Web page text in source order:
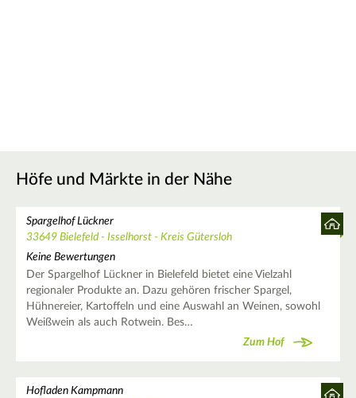
Höfe und Märkte in der Nähe
Spargelhof Lückner
33649 Bielefeld - Isselhorst - Kreis Gütersloh
Keine Bewertungen
Der Spargelhof Lückner in Bielefeld bietet eine Vielzahl
regionaler Produkte an. Dazu gehören frischer Spargel,
Hühnereier, Kartoffeln und eine Auswahl an Weinen, sowohl
Weißwein als auch Rotwein. Bes…
Zum Hof
Hofladen Kampmann